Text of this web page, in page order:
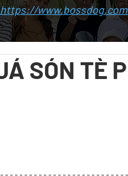
https://
SÓN TÈ